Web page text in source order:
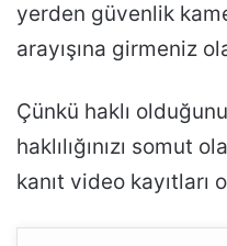
yerden güvenlik
arayışına girmeniz
Çünkü haklı
haklılığınızı somut
kanıt video kayıtları